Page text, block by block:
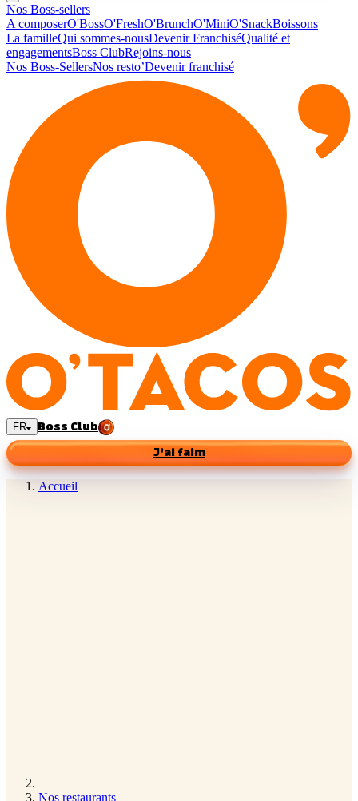
Nos Boss-sellers
A composerO'BossO'FreshO'BrunchO'MiniO'SnackBoissons
La familleQui sommes-nousDevenir FranchiséQualité et
engagementsBoss ClubRejoins-nous
Nos Boss-SellersNos resto’Devenir franchisé
FR
Boss Club
J’ai faim
Accueil
Nos restaurants